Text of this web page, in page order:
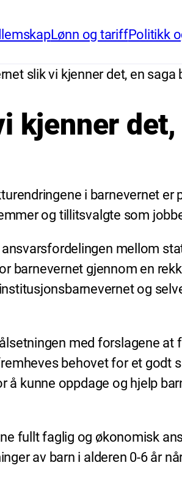
Lønn og tariffPolitikk
slik vi kjenner det, en saga
kjenner
i barnevernet
og tillitsvalgte som
mellom
barnevernet gjennom en
og
med forslagene
behovet for et godt
kunne oppdage og hjelp
fullt faglig og økonomisk
av barn i alderen 0-6 år